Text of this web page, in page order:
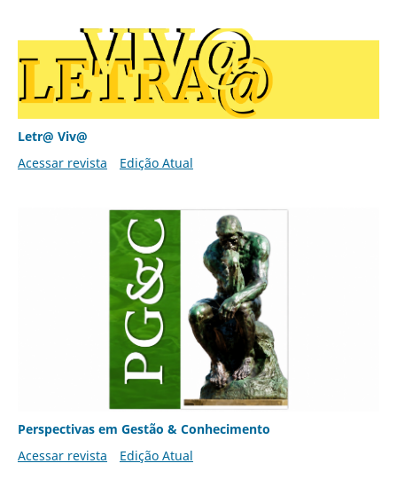
Letr@ Viv@
Acessar revista
Edição Atual
Perspectivas em Gestão & Conhecimento
Acessar revista
Edição Atual